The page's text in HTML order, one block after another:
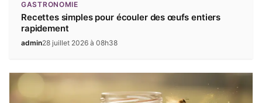
GASTRONOMIE
Recettes simples pour écouler des œufs entiers
rapidement
admin28 juillet 2026 à 08h38